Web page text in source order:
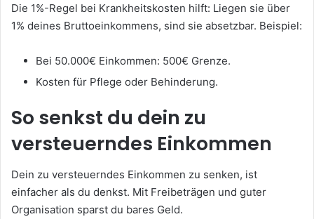
Die 1%-Regel bei Krankheitskosten hilft: Liegen sie über
1% deines Bruttoeinkommens, sind sie absetzbar. Beispiel:
Bei 50.000€ Einkommen: 500€ Grenze.
Kosten für Pflege oder Behinderung.
So senkst du dein zu
versteuerndes Einkommen
Dein zu versteuerndes Einkommen zu senken, ist
einfacher als du denkst. Mit Freibeträgen und guter
Organisation sparst du bares Geld.